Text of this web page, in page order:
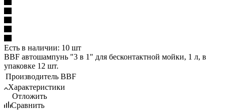
Есть в наличии: 10 шт
BBF автошампунь "3 в 1" для бесконтактной мойки, 1 л, в
упаковке 12 шт.
Производитель BBF
Характеристики
Отложить
Сравнить